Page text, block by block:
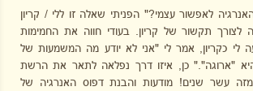
לאפשור עצמי?" הפניתי שאלה זו ללי / קריון
לצורך תקשור של קריון. בעודי חווה את החמימות
לי כקריון, אמר לי "אני לא יודע מה המשמעות של
"ארוגה"." כן, איזו דרך נפלאה לתאר את הרשת
עשר שנים! מודעות והבנת דפוס האנרגיה של